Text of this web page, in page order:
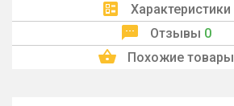
Характеристики
Отзывы 0
Похожие товары